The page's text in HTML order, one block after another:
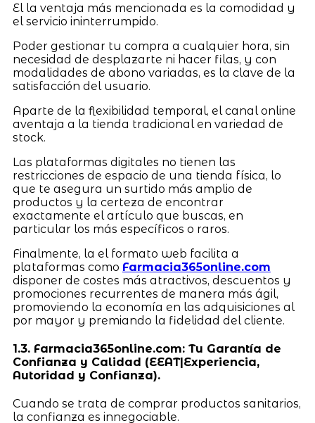
El la ventaja más mencionada es la comodidad y
el servicio ininterrumpido.
Poder gestionar tu compra a cualquier hora, sin
necesidad de desplazarte ni hacer filas, y con
modalidades de abono variadas, es la clave de la
satisfacción del usuario.
Aparte de la flexibilidad temporal, el canal online
aventaja a la tienda tradicional en variedad de
stock.
Las plataformas digitales no tienen las
restricciones de espacio de una tienda física, lo
que te asegura un surtido más amplio de
productos y la certeza de encontrar
exactamente el artículo que buscas, en
particular los más específicos o raros.
Finalmente, la el formato web facilita a
plataformas como Farmacia365online.com
disponer de costes más atractivos, descuentos y
promociones recurrentes de manera más ágil,
promoviendo la economía en las adquisiciones al
por mayor y premiando la fidelidad del cliente.
1.3. Farmacia365online.com: Tu Garantía de
Confianza y Calidad (EEAT|Experiencia,
Autoridad y Confianza).
Cuando se trata de comprar productos sanitarios,
la confianza es innegociable.